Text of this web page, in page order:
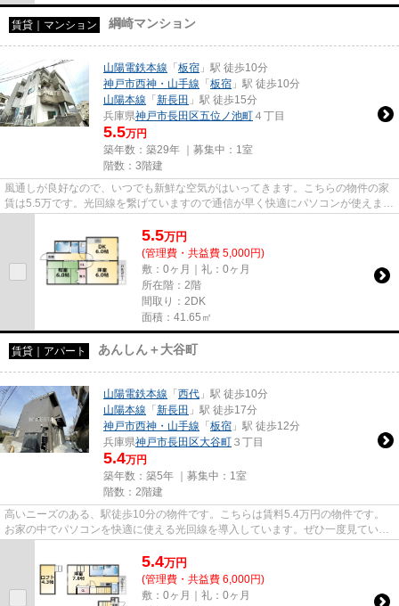
賃貸｜マンション 綱崎マンション
山陽電鉄本線 「 板宿 」駅 徒歩10分
神戸市西神・山手線 「 板宿 」駅 徒歩10分
山陽本線 「 新長田 」駅 徒歩15分
兵庫県神戸市長田区五位ノ池町 ４丁目
5.5万円
築年数：築29年 ｜募集中： 1室
階数：3階建
風通しが良好なので、いつでも新鮮な空気がはいってきます。こちらの物件の家
賃は5.5万です。光回線を繋げていますので通信が早く快適にパソコンが使えま
5.5万円
(管理費・共益費 5,000円)
敷：0ヶ月｜礼：0ヶ月
所在階：2階
間取り：2DK
面積：41.65㎡
賃貸｜アパート あんしん＋大谷町
山陽電鉄本線 「 西代 」駅 徒歩10分
山陽本線 「 新長田 」駅 徒歩17分
神戸市西神・山手線 「 板宿 」駅 徒歩12分
兵庫県神戸市長田区大谷町 ３丁目
5.4万円
築年数：築5年 ｜募集中： 1室
階数：2階建
高いニーズのある、駅徒歩10分の物件です。こちらは賃料5.4万円の物件です。
お家の中でパソコンを快適に使える光回線を導入しています。ぜひ一度見ていた
5.4万円
(管理費・共益費 6,000円)
敷：0ヶ月｜礼：0ヶ月